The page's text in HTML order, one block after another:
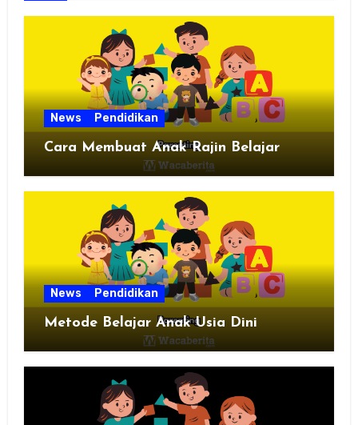
News Pendidikan
Cara Membuat Anak Rajin Belajar
News Pendidikan
Metode Belajar Anak Usia Dini